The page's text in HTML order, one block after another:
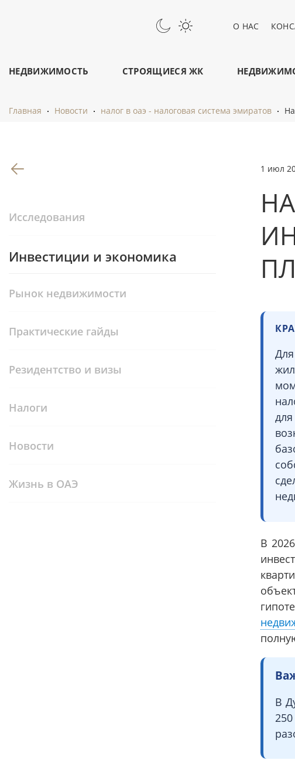
О НАС
НЕДВИЖИМОСТЬ СТРОЯЩИЕСЯ ЖК
Главная Новости налог в оаэ - налоговая система эмиратов
Исследования
Инвестиции и экономика
Рынок недвижимости
Практические гайды
Резидентство и визы
Налоги
Новости
Жизнь в ОАЭ
1 июл
В
В